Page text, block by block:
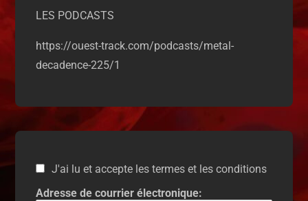
LES PODCASTS
https://ouest-track.com/podcasts/metal-
decadence-225/1
J'ai lu et accepte les termes et les conditions
Adresse de courrier électronique: